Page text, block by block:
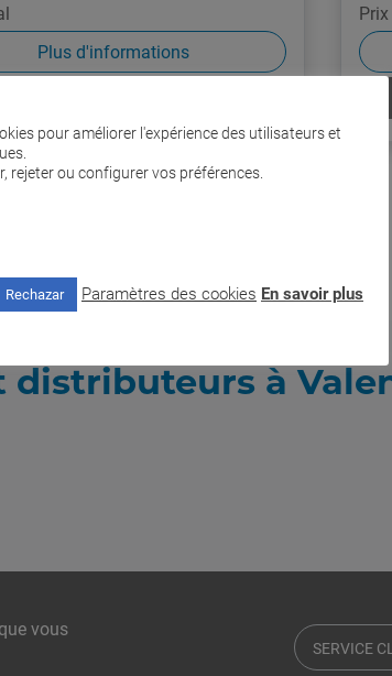
Plus d'informations
des doutes ?
distributeurs à
vous
SERVICE
pour améliorer l'expérience des utilisateurs et
rejeter ou configurer vos préférences.
Rechazar Paramètres des cookies En savoir plus